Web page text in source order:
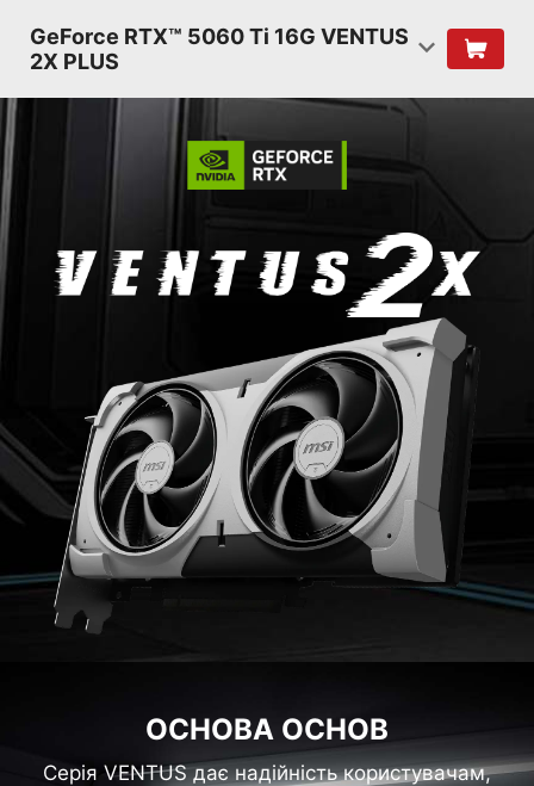
GeForce RTX™ 5060 Ti 16G VENTUS
2X PLUS
ОСНОВА ОСНОВ
Серія VENTUS дає надійність користувачам,